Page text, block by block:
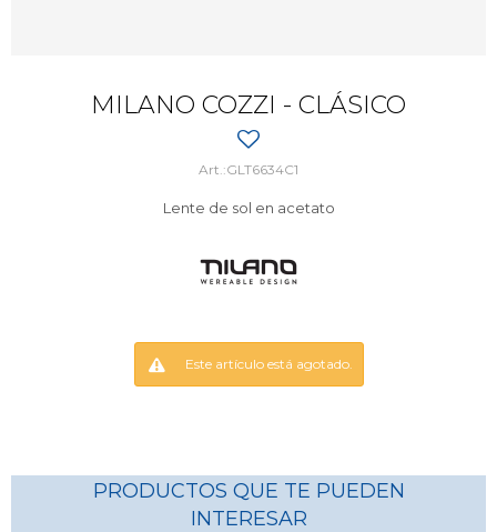
MILANO COZZI - CLÁSICO
GLT6634C1
Lente de sol en acetato
Este artículo está agotado.
PRODUCTOS QUE TE PUEDEN
INTERESAR